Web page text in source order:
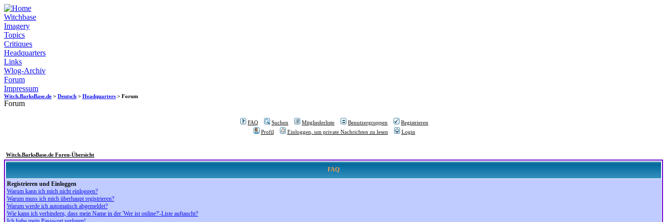
Witchbase
Imagery
Topics
Critiques
Headquarters
Links
Wlog-Archiv
Forum
Impressum
Witch.BarksBase.de > Deutsch > Headquarters > Forum
Forum
FAQ Suchen Mitgliederliste Benutzergruppen
Registrieren
Profil
Einloggen, um private Nachrichten zu lesen Login
Witch.BarksBase.de Foren-Übersicht
FAQ
Registrieren und Einloggen
Warum kann ich mich nicht einloggen?
Warum muss ich mich überhaupt registrieren?
Warum werde ich automatisch abgemeldet?
Wie kann ich verhindern, dass mein Name in der 'Wer ist online?'-Liste auftaucht?